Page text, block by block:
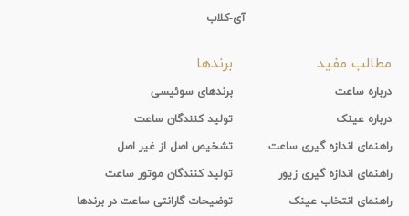
آی-کلاب
مطالب مفید
درباره ساعت
درباره عینک
راهنمای اندازه گیری ساعت
راهنمای اندازه گیری زیور
راهنمای انتخاب عینک
برندها
برندهای سوئیسی
تولید کنندگان ساعت
تشخیص اصل از غیر اصل
تولید کنندگان موتور ساعت
توضیحات گارانتی ساعت در برندها